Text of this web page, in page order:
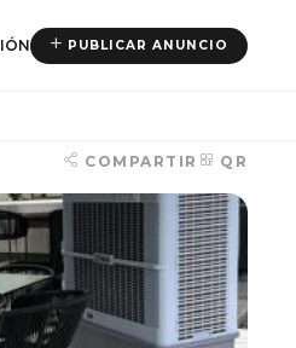
PUBLICAR ANUNCIO
COMPARTIR QR